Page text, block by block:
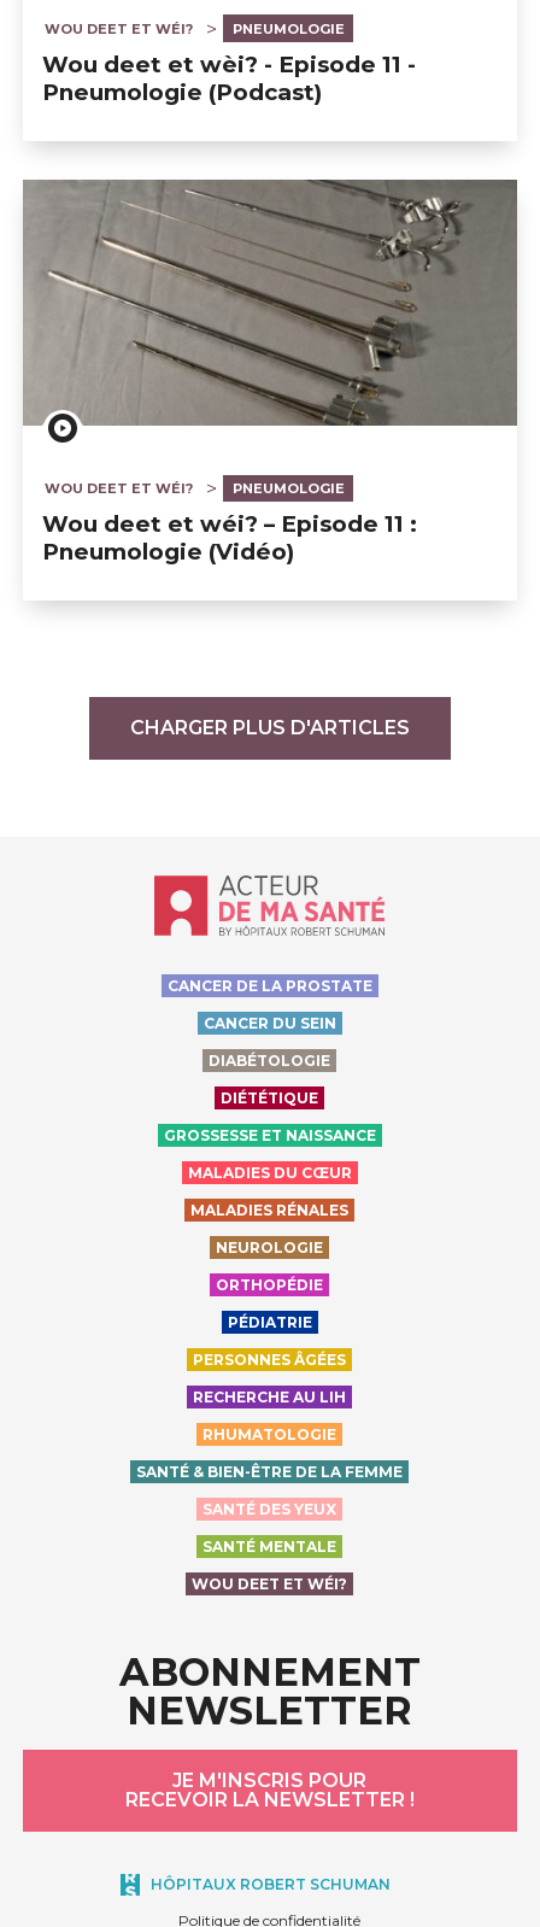
WOU DEET ET WÉI? PNEUMOLOGIE
Wou deet et wèi? - Episode 11 -
Pneumologie (Podcast)
WOU DEET ET WÉI? PNEUMOLOGIE
Wou deet et wéi? – Episode 11 :
Pneumologie (Vidéo)
CHARGER PLUS D'ARTICLES
Accueil - Acteur de ma santé, by
CANCER DE LA PROSTATE
CANCER DU SEIN
DIABÉTOLOGIE
DIÉTÉTIQUE
GROSSESSE ET NAISSANCE
MALADIES DU CŒUR
MALADIES RÉNALES
NEUROLOGIE
ORTHOPÉDIE
PÉDIATRIE
PERSONNES ÂGÉES
RECHERCHE AU LIH
RHUMATOLOGIE
SANTÉ & BIEN-ÊTRE DE LA FEMME
SANTÉ DES YEUX
SANTÉ MENTALE
WOU DEET ET WÉI?
ABONNEMENT
NEWSLETTER
JE M'INSCRIS POUR
RECEVOIR LA NEWSLETTER !
HÔPITAUX ROBERT SCHUMAN
Politique de confidentialité